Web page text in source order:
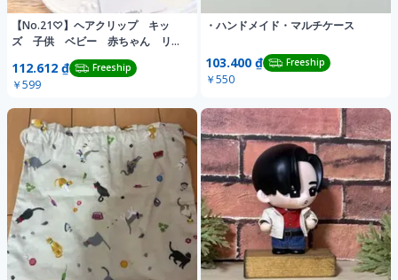
【No.21♡】ヘアクリップ キッ
ズ 子供 ベビー 赤ちゃん リボ
ン ヘアピン
112.612 ₫ Freeship
￥599
・ハンドメイド・マルチケース
103.400 ₫ Freeship
￥550